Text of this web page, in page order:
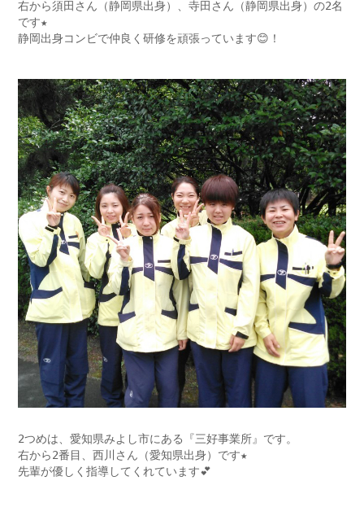
右から須田さん（静岡県出身）、寺田さん（静岡県出身）の2名
です★
静岡出身コンビで仲良く研修を頑張っています😊！
2つめは、愛知県みよし市にある『三好事業所』です。
右から2番目、西川さん（愛知県出身）です★
先輩が優しく指導してくれています💕